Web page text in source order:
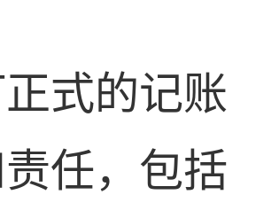
式的记账
任，包括